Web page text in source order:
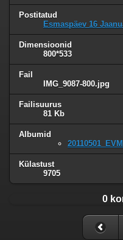
Postitatud
Esmaspäev 16
Dimensioonid
800*533
Fail
IMG_9087-800.jpg
Failisuurus
81 Kb
Albumid
Külastust
9705
0